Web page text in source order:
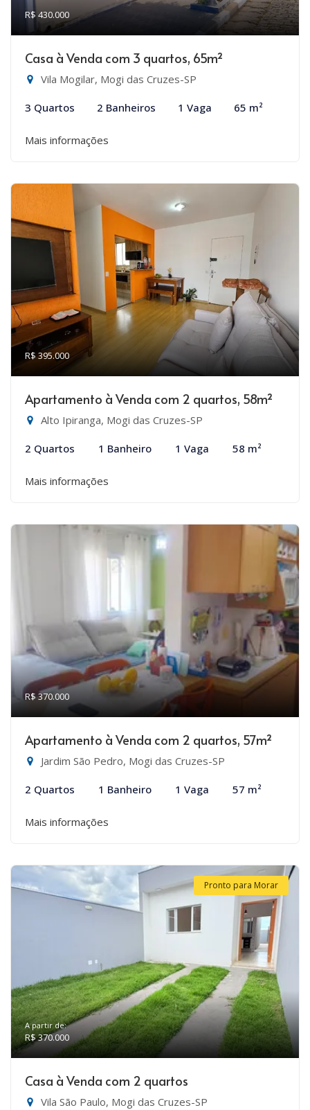
R$ 430.000
Casa à Venda com 3 quartos, 65m²
Vila Mogilar, Mogi das Cruzes-SP
3 Quartos 2 Banheiros 1 Vaga 65 m²
Mais informações
R$ 395.000
Apartamento à Venda com 2 quartos, 58m²
Alto Ipiranga, Mogi das Cruzes-SP
2 Quartos 1 Banheiro 1 Vaga 58 m²
Mais informações
R$ 370.000
Apartamento à Venda com 2 quartos, 57m²
Jardim São Pedro, Mogi das Cruzes-SP
2 Quartos 1 Banheiro 1 Vaga 57 m²
Mais informações
Pronto para Morar
A partir de:
R$ 370.000
Casa à Venda com 2 quartos
Vila São Paulo, Mogi das Cruzes-SP